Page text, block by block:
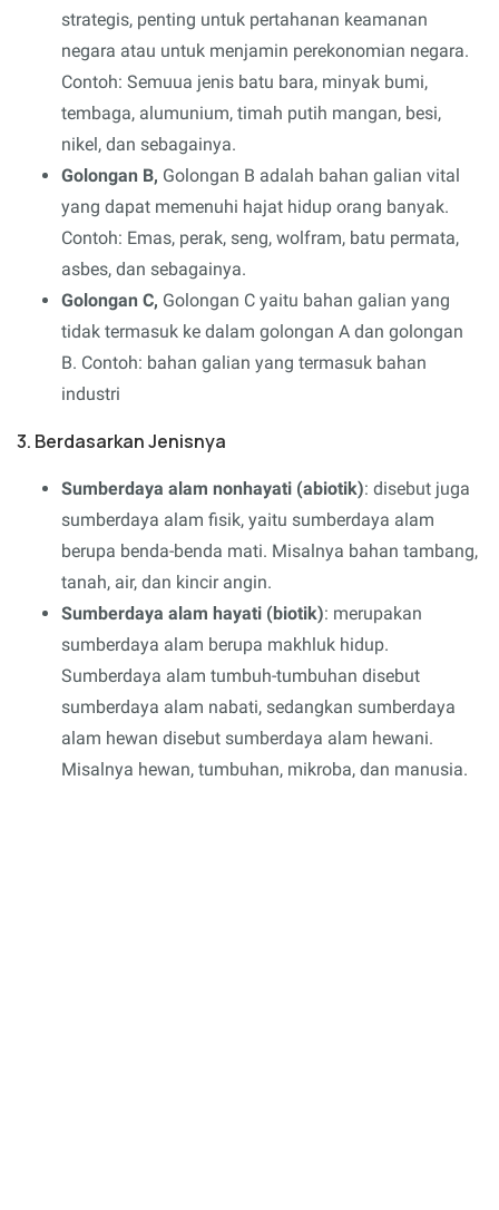
strategis, penting untuk pertahanan keamanan
negara atau untuk menjamin perekonomian negara.
Contoh: Semuua jenis batu bara, minyak bumi,
tembaga, alumunium, timah putih mangan, besi,
nikel, dan sebagainya.
Golongan B, Golongan B adalah bahan galian vital
yang dapat memenuhi hajat hidup orang banyak.
Contoh: Emas, perak, seng, wolfram, batu permata,
asbes, dan sebagainya.
Golongan C, Golongan C yaitu bahan galian yang
tidak termasuk ke dalam golongan A dan golongan
B. Contoh: bahan galian yang termasuk bahan
industri
3. Berdasarkan Jenisnya
Sumberdaya alam nonhayati (abiotik): disebut juga
sumberdaya alam fisik, yaitu sumberdaya alam
berupa benda-benda mati. Misalnya bahan tambang,
tanah, air, dan kincir angin.
Sumberdaya alam hayati (biotik): merupakan
sumberdaya alam berupa makhluk hidup.
Sumberdaya alam tumbuh-tumbuhan disebut
sumberdaya alam nabati, sedangkan sumberdaya
alam hewan disebut sumberdaya alam hewani.
Misalnya hewan, tumbuhan, mikroba, dan manusia.